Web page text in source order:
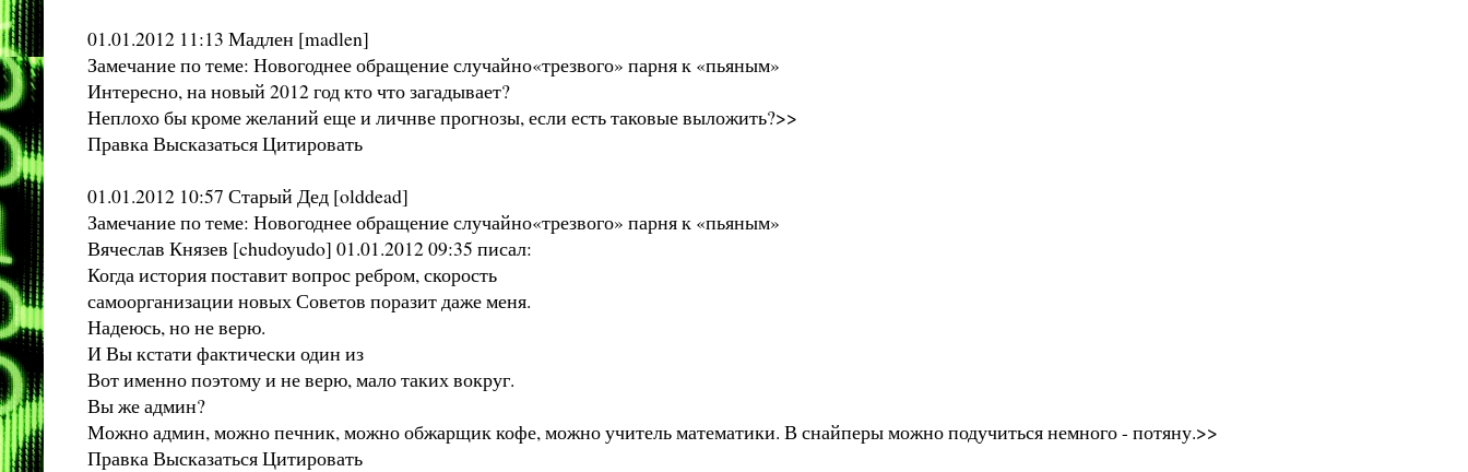
01.01.2012 11:13 Мадлен [madlen]
Замечание по теме: Новогоднее обращение случайно«трезвого» парня к «пьяным»
Интересно, на новый 2012 год кто что загадывает?
Неплохо бы кроме желаний еще и личнве прогнозы, если есть таковые выложить?>>
Правка Высказаться Цитировать
01.01.2012 10:57 Старый Дед [olddead]
Замечание по теме: Новогоднее обращение случайно«трезвого» парня к «пьяным»
Вячеслав Князев [chudoyudo] 01.01.2012 09:35 писал:
Когда история поставит вопрос ребром, скорость
самоорганизации новых Советов поразит даже меня.
Надеюсь, но не верю.
И Вы кстати фактически один из
Вот именно поэтому и не верю, мало таких вокруг.
Вы же админ?
Можно админ, можно печник, можно обжарщик кофе, можно учитель математики. В снайперы можно подучиться немного - потяну.>>
Правка Высказаться Цитировать